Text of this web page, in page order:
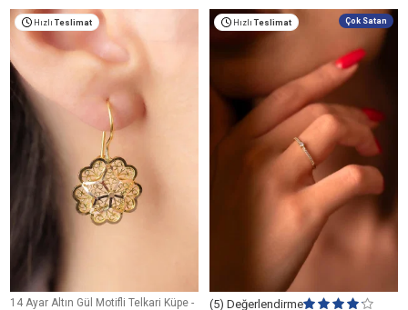
Hızlı Teslimat
14 Ayar Altın Gül Motifli Telkari Küpe -
Hızlı Teslimat Çok Satan
(5) Değerlendirme